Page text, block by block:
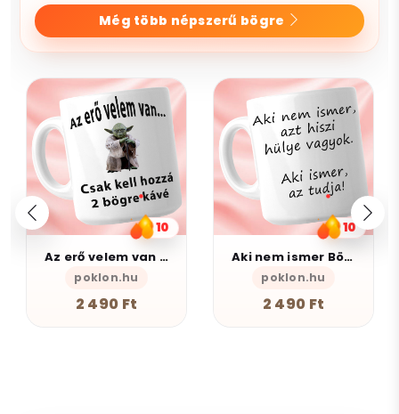
Még több népszerű bögre
10
Az erő velem van - Bögre
poklon.hu
2 490 Ft
10
Aki nem ismer Bögre
poklon.hu
2 490 Ft